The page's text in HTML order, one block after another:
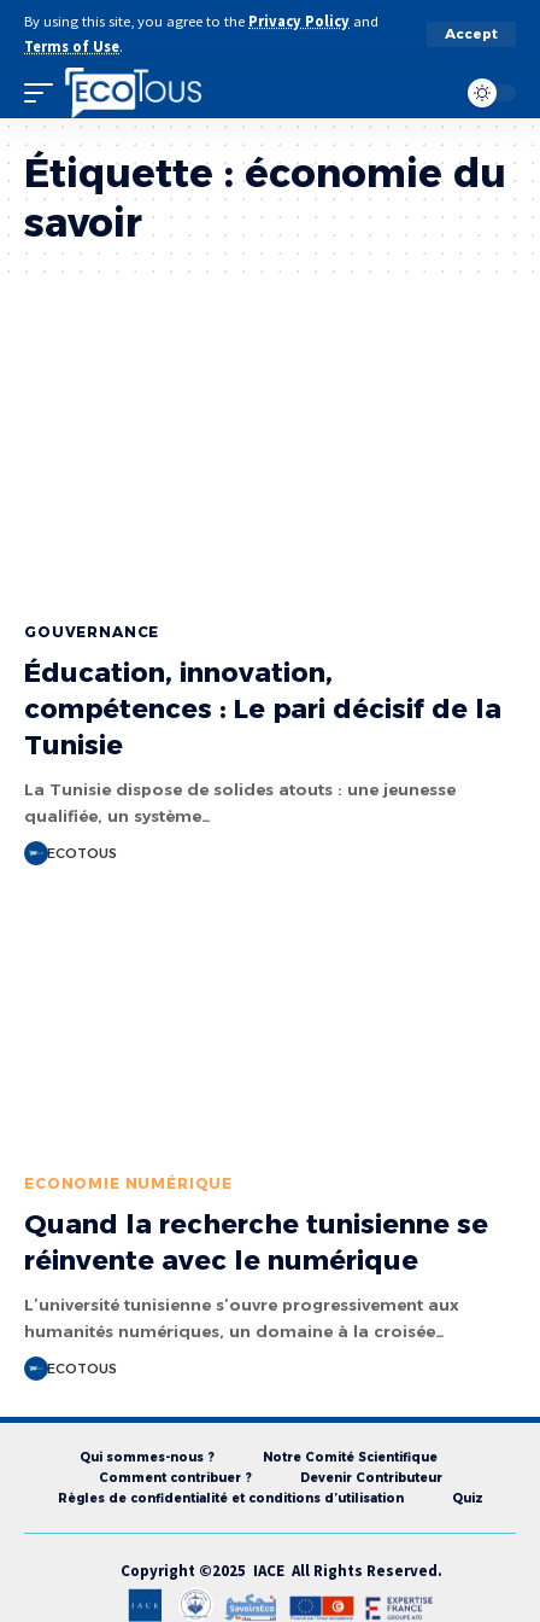
By using this site, you agree to the Privacy Policy and
Terms of Use.
Accept
Étiquette :économie du
savoir
GOUVERNANCE
Éducation, innovation,
compétences : Le pari décisif de la
Tunisie
La Tunisie dispose de solides atouts : une jeunesse
qualifiée, un système…
ECOTOUS
ECONOMIE NUMÉRIQUE
Quand la recherche tunisienne se
réinvente avec le numérique
L’université tunisienne s’ouvre progressivement aux
humanités numériques, un domaine à la croisée…
ECOTOUS
Qui sommes-nous ?
Notre Comité Scientifique
Comment contribuer ?
Devenir Contributeur
Règles de confidentialité et conditions d’utilisation
Quiz
Copyright ©2025 IACE All Rights Reserved.